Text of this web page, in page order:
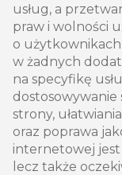
usług, a
praw i wolności
o
w żadnych
na specyfikę
dostosowywanie
strony,
oraz poprawa
internetowej
lecz także